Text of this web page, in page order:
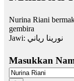
Nurina Riani
gembira
Jawi: نورينا رياني
Masukkan